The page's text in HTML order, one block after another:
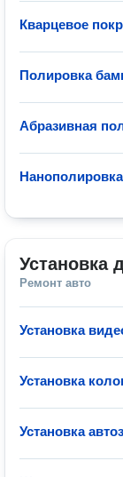
Кварцевое
Полировка
Абразивная
Установка
Ремонт авто
Установка
Установка
Установка